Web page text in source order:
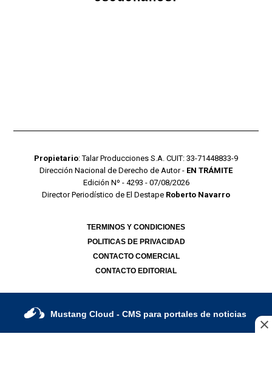
Propietario: Talar Producciones S.A. CUIT: 33-71448833-9
Dirección Nacional de Derecho de Autor - EN TRÁMITE
Edición Nº - 4293 - 07/08/2026
Director Periodístico de El Destape Roberto Navarro
TERMINOS Y CONDICIONES
POLITICAS DE PRIVACIDAD
CONTACTO COMERCIAL
CONTACTO EDITORIAL
Mustang Cloud - CMS para portales de noticias